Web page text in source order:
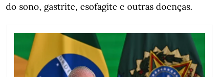
do sono, gastrite, esofagite e outras doenças.